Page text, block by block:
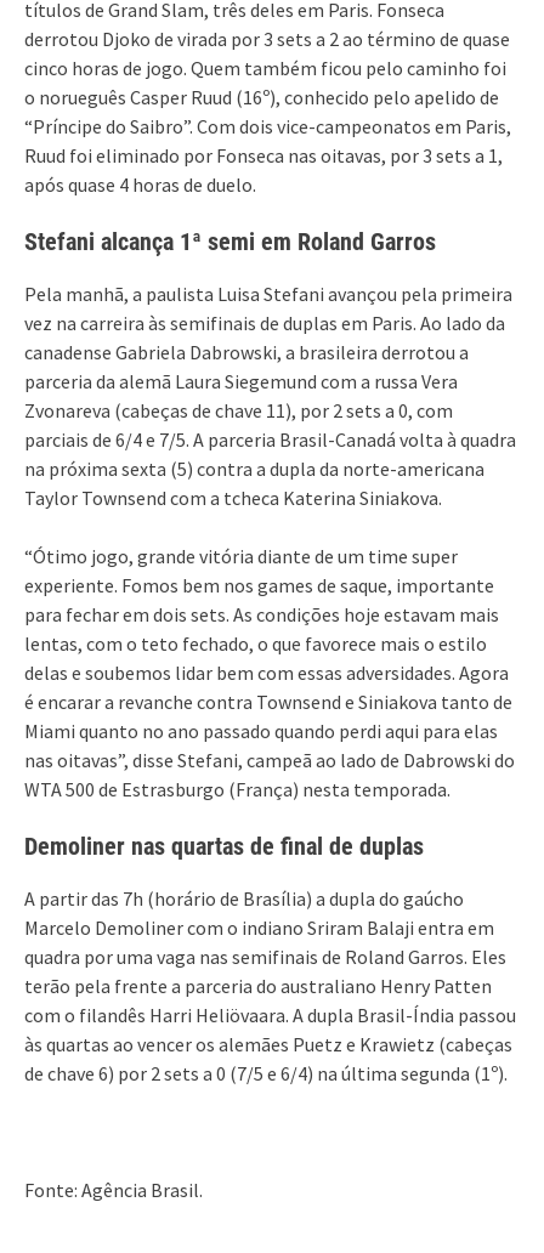
títulos de Grand Slam, três deles em Paris. Fonseca
derrotou Djoko de virada por 3 sets a 2 ao término de quase
cinco horas de jogo. Quem também ficou pelo caminho foi
o norueguês Casper Ruud (16º), conhecido pelo apelido de
“Príncipe do Saibro”. Com dois vice-campeonatos em Paris,
Ruud foi eliminado por Fonseca nas oitavas, por 3 sets a 1,
após quase 4 horas de duelo.
Stefani alcança 1ª semi em Roland Garros
Pela manhã, a paulista Luisa Stefani avançou pela primeira
vez na carreira às semifinais de duplas em Paris. Ao lado da
canadense Gabriela Dabrowski, a brasileira derrotou a
parceria da alemã Laura Siegemund com a russa Vera
Zvonareva (cabeças de chave 11), por 2 sets a 0, com
parciais de 6/4 e 7/5. A parceria Brasil-Canadá volta à quadra
na próxima sexta (5) contra a dupla da norte-americana
Taylor Townsend com a tcheca Katerina Siniakova.
“Ótimo jogo, grande vitória diante de um time super
experiente. Fomos bem nos games de saque, importante
para fechar em dois sets. As condições hoje estavam mais
lentas, com o teto fechado, o que favorece mais o estilo
delas e soubemos lidar bem com essas adversidades. Agora
é encarar a revanche contra Townsend e Siniakova tanto de
Miami quanto no ano passado quando perdi aqui para elas
nas oitavas”, disse Stefani, campeã ao lado de Dabrowski do
WTA 500 de Estrasburgo (França) nesta temporada.
Demoliner nas quartas de final de duplas
A partir das 7h (horário de Brasília) a dupla do gaúcho
Marcelo Demoliner com o indiano Sriram Balaji entra em
quadra por uma vaga nas semifinais de Roland Garros. Eles
terão pela frente a parceria do australiano Henry Patten
com o filandês Harri Heliövaara. A dupla Brasil-Índia passou
às quartas ao vencer os alemães Puetz e Krawietz (cabeças
de chave 6) por 2 sets a 0 (7/5 e 6/4) na última segunda (1º).
Fonte: Agência Brasil.